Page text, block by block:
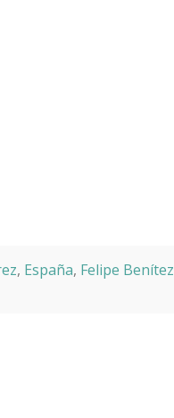
, España, Felipe Benítez